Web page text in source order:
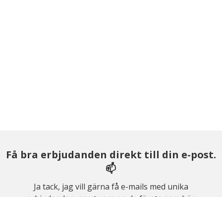
Få bra erbjudanden direkt till din e-post.
📫
Ja tack, jag vill gärna få e-mails med unika